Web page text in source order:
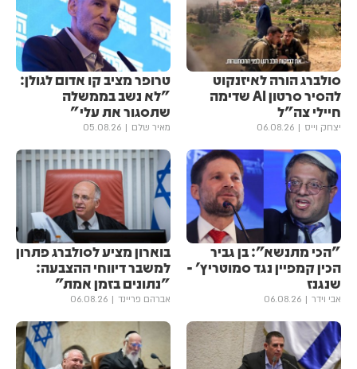
סולברג הורה לאיזנקוט
להסיר סרטון AI שדימה
חיילי צה"ל
יצחק וייס 06.08.26
טרופר מציב קו אדום לגולן:
"לא נשב בממשלה
שתסגור את עלי"
מאיר שלם 05.08.26
"הכי מתנשא": בן גביר
הכין קמפיין נגד סמוטריץ' -
שנגנז
אבי וידר 06.08.26
בוארון מציע לסולברג פתרון
למשבר דיווחי ההצבעה:
"נתונים בזמן אמת"
אברהם פריינד 06.08.26